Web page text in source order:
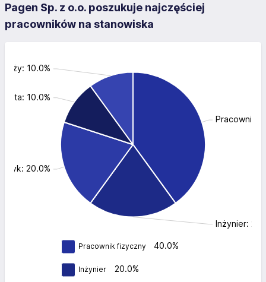
Pagen Sp. z o.o. poszukuje najczęściej
pracowników na stanowiska
Pracownik
Inżynier:
20.0%
10.0%
10.0%
Pracownik fizyczny 40.0%
Inżynier 20.0%